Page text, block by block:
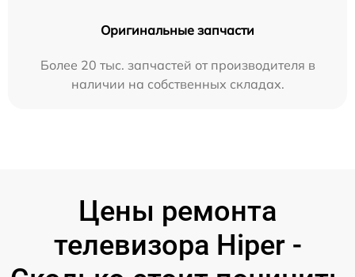
Оригинальные запчасти
Более 20 тыс. запчастей от производителя в
наличии на собственных складах.
Цены ремонта
телевизора Hiper -